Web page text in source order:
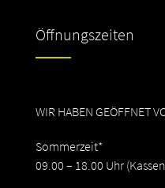
Öffnungszeiten
WIR HABEN GEÖFFNET
Sommerzeit*
09.00 – 18.00 Uhr